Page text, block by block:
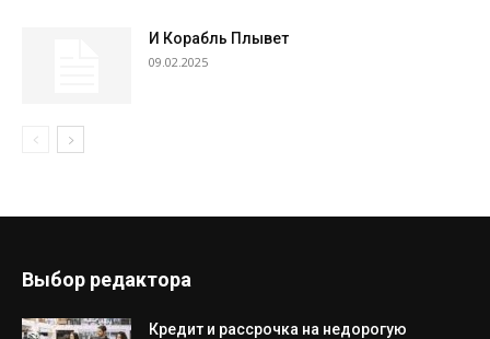
И Корабль Плывет
09.02.2025
Выбор редактора
Кредит и рассрочка на недорогую